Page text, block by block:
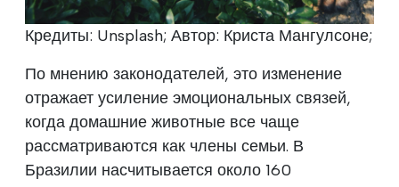
Кредиты: Unsplash; Автор: Криста Мангулсоне;
По мнению законодателей, это изменение
отражает усиление эмоциональных связей,
когда домашние животные все чаще
рассматриваются как члены семьи. В
Бразилии насчитывается около 160